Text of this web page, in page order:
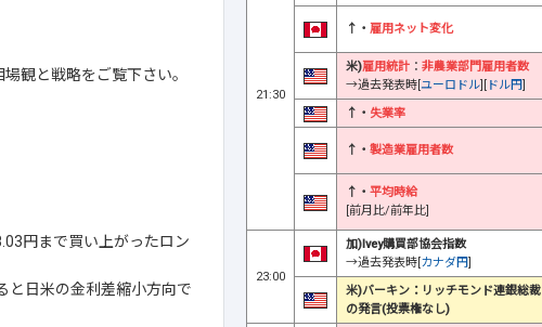
観と戦略をご覧下さい。
円まで買い上がったロン
と日米の金利差縮小方向で
21:30
↑・ 雇用ネット変化
米)雇用統計 ： 非農業部門雇用者数
→過去発表時[ユーロドル][ ドル円]
↑・ 失業率
↑・ 製造業雇用者数
↑・ 平均時給
[前月比/前年比]
23:00
加)Ivey購買部協会指数
→過去発表時[カナダ円]
米)バーキン：リッチモンド連銀総裁
の発言(投票権なし)